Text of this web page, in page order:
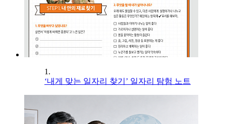
1.
‘내게 맞는 일자리 찾기’ 일자리 탐험 노트